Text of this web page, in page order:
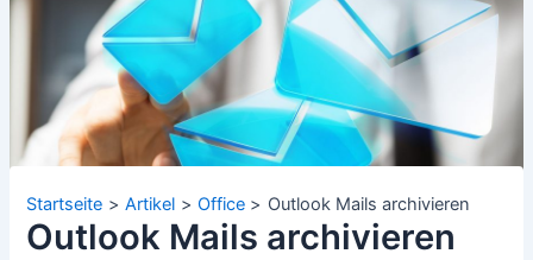
Startseite Artikel Office Outlook Mails archivieren
Outlook Mails archivieren